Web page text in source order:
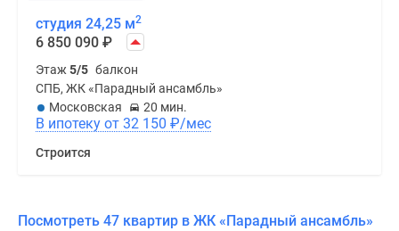
студия 24,25 м2
6 850 090 ₽
Этаж5/5 балкон
СПБ, ЖК «Парадный ансамбль»
Московская
20 мин.
В ипотеку от 32 150 ₽/мес
Строится
Посмотреть 47 квартир в ЖК «Парадный ансамбль»